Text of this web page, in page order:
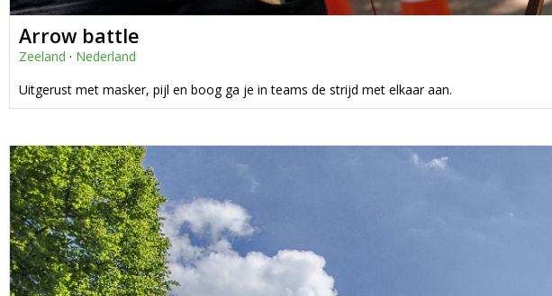
Arrow battle
Zeeland · Nederland
Uitgerust met masker, pijl en boog ga je in teams de strijd met elkaar aan.